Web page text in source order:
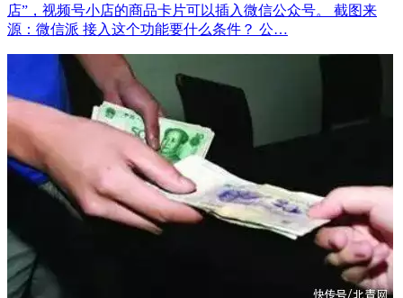
店”，视频号小店的商品卡片可以插入微信公众号。 截图来
源：微信派 接入这个功能要什么条件？ 公…